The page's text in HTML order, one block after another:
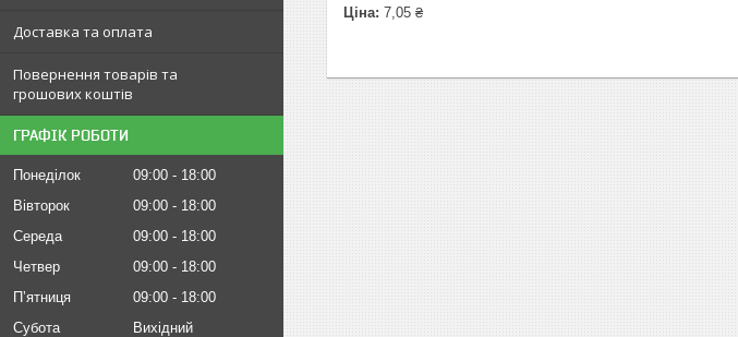
Доставка та оплата
Повернення товарів та
грошових коштів
ГРАФІК РОБОТИ
Понеділок 09:00
18:00
Вівторок
09:00
18:00
Середа
09:00
18:00
Четвер
09:00
18:00
Пʼятниця
09:00
18:00
Субота
Вихідний
Ціна: 7,05 ₴